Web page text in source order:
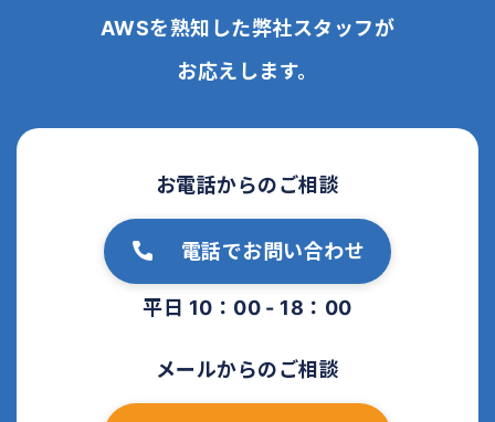
AWSを熟知した弊社スタッフが
お応えします。
お電話からのご相談
電話でお問い合わせ
平日 10：00 - 18：00
メールからのご相談